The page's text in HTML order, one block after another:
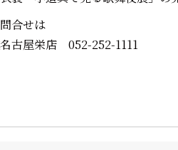
合せは
古屋栄店 052-252-1111